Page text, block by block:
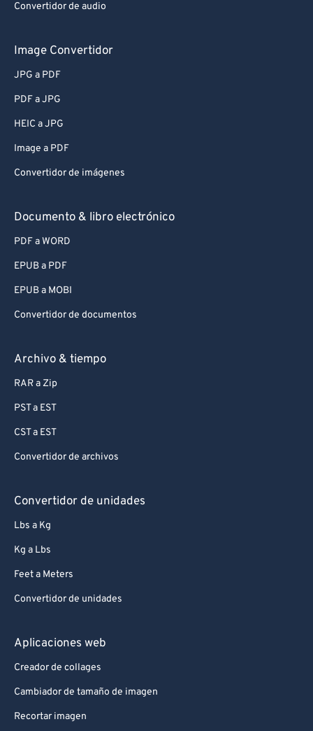
Convertidor de audio
Image Convertidor
JPG a PDF
PDF a JPG
HEIC a JPG
Image a PDF
Convertidor de imágenes
Documento & libro electrónico
PDF a WORD
EPUB a PDF
EPUB a MOBI
Convertidor de documentos
Archivo & tiempo
RAR a Zip
PST a EST
CST a EST
Convertidor de archivos
Convertidor de unidades
Lbs a Kg
Kg a Lbs
Feet a Meters
Convertidor de unidades
Aplicaciones web
Creador de collages
Cambiador de tamaño de imagen
Recortar imagen